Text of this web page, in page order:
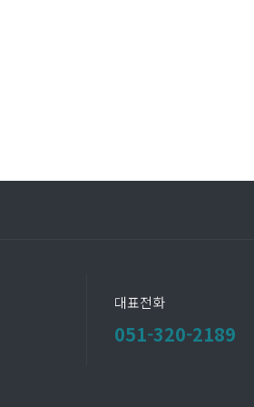
대표전화
051-320-2189